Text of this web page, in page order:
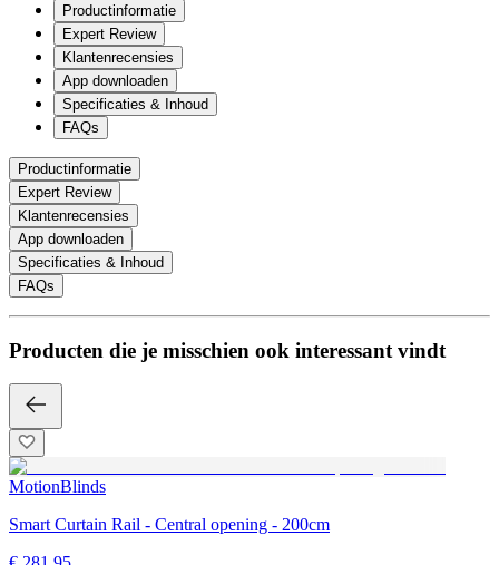
Productinformatie
Expert Review
Klantenrecensies
App downloaden
Specificaties & Inhoud
FAQs
Productinformatie
Expert Review
Klantenrecensies
App downloaden
Specificaties & Inhoud
FAQs
Producten die je misschien ook interessant vindt
MotionBlinds
Smart Curtain Rail - Central opening - 200cm